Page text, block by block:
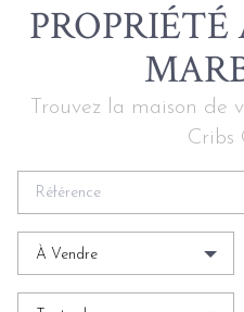
Trouvez la maison de
Cribs
À Vendre